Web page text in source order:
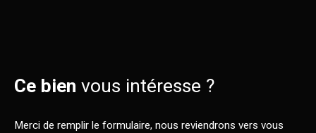
Ce bien vous intéresse ?
Merci de remplir le formulaire, nous reviendrons vers vous